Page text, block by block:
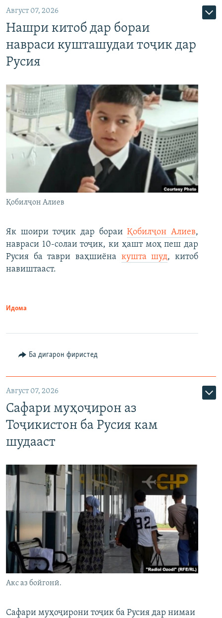
Август 07, 2026
Нашри китоб дар бораи
навраси кушташудаи тоҷик дар
Русия
Қобилҷон Алиев
Як шоири тоҷик дар бораиҚобилҷон Алиев,
навраси 10-солаи тоҷик, ки ҳашт моҳ пеш дар
Русия ба таври ваҳшиёна кушта шуд, китоб
навиштааст.
Идома
Ба дигарон фиристед
Август 07, 2026
Сафари муҳоҷирон аз
Тоҷикистон ба Русия кам
шудааст
Акс аз бойгонӣ.
Сафари муҳоҷирони тоҷик ба Русия дар нимаи